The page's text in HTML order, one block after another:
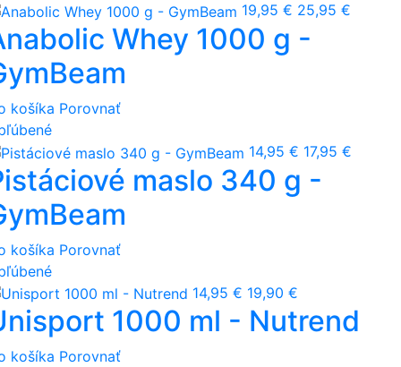
19,95 € 25,95 €
Whey 1000 g -
košíka Porovnať
14,95 € 17,95 €
maslo 340 g -
košíka Porovnať
14,95 € 19,90 €
1000 ml - Nutrend
košíka Porovnať